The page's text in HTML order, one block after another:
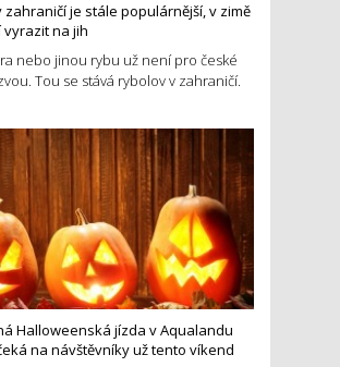
zahraničí je stále populárnější, v zimě
vyrazit na jih
nebo jinou rybu už není pro české
Tou se stává rybolov v zahraničí.
Halloweenská jízda v Aqualandu
na návštěvníky už tento víkend